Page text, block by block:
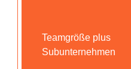
Teamgröße plus
Subunternehmen